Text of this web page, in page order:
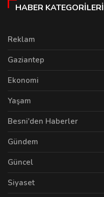
HABER KATEGORILERI
Reklam
Gaziantep
Ekonomi
Yaşam
Besni'den Haberler
Gündem
Güncel
Siyaset